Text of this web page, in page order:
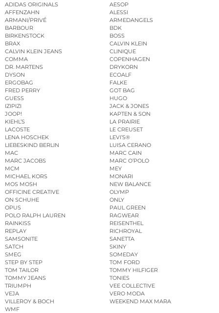
ADIDAS ORIGINALS
AESOP
AFFENZAHN
ALESSI
ARMANI/PRIVÉ
ARMEDANGELS
BARBOUR
BDK
BIRKENSTOCK
BOSS
BRAX
CALVIN KLEIN
CALVIN KLEIN JEANS
CLINIQUE
COMMA
COPENHAGEN
DR. MARTENS
DRYKORN
DYSON
ECOALF
ERGOBAG
FALKE
FRED PERRY
GOT BAG
GUESS
HUGO
IZIPIZI
JACK & JONES
JOOP!
KAPTEN & SON
KIEHL’S
LA PRAIRIE
LACOSTE
LE CREUSET
LENA HOSCHEK
LEVI’S®
LIEBESKIND BERLIN
LUISA CERANO
MAC
MARC CAIN
MARC JACOBS
MARC O’POLO
MCM
MEY
MICHAEL KORS
MONARI
MOS MOSH
NEW BALANCE
OFFICINE CREATIVE
OLYMP
ON SCHUHE
ONLY
OPUS
PAUL GREEN
POLO RALPH LAUREN
RAGWEAR
RAINKISS
REISENTHEL
REPLAY
RICHROYAL
SAMSONITE
SANETTA
SATCH
SKINY
SMEG
SOMEDAY
STEP BY STEP
TOM FORD
TOM TAILOR
TOMMY HILFIGER
TOMMY JEANS
TONIES
TRIUMPH
VEE COLLECTIVE
VEJA
VERO MODA
VILLEROY & BOCH
WEEKEND MAX MARA
WMF